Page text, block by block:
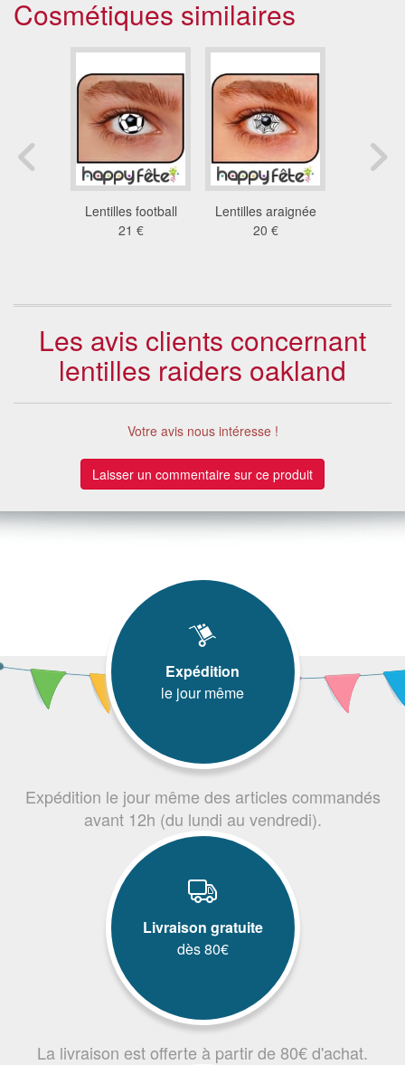
Cosmétiques similaires
Lentilles football
21 €
Lentilles araignée
20 €
Les avis clients concernant
lentilles raiders oakland
Votre avis nous intéresse !
Laisser un commentaire sur ce produit
Expédition
le jour même
Expédition le jour même des articles commandés
avant 12h (du lundi au vendredi).
Livraison gratuite
dès 80€
La livraison est offerte à partir de 80€ d'achat.